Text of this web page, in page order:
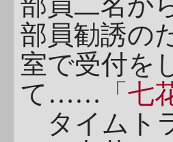
部員勧誘の
室で受付を
て…… 「七
タイムト